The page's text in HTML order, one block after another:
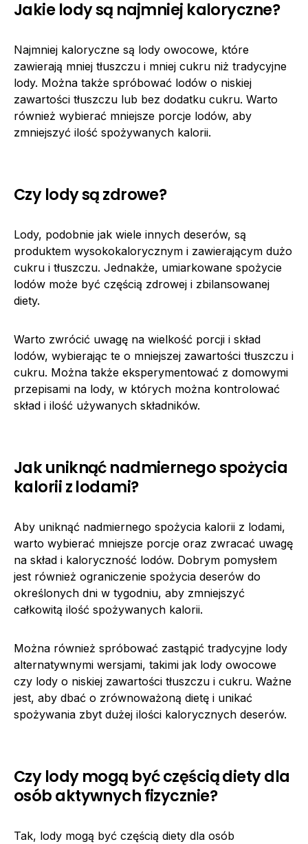
Jakie lody są najmniej kaloryczne?
Najmniej kaloryczne są lody owocowe, które
zawierają mniej tłuszczu i mniej cukru niż tradycyjne
lody. Można także spróbować lodów o niskiej
zawartości tłuszczu lub bez dodatku cukru. Warto
również wybierać mniejsze porcje lodów, aby
zmniejszyć ilość spożywanych kalorii.
Czy lody są zdrowe?
Lody, podobnie jak wiele innych deserów, są
produktem wysokokalorycznym i zawierającym dużo
cukru i tłuszczu. Jednakże, umiarkowane spożycie
lodów może być częścią zdrowej i zbilansowanej
diety.
Warto zwrócić uwagę na wielkość porcji i skład
lodów, wybierając te o mniejszej zawartości tłuszczu i
cukru. Można także eksperymentować z domowymi
przepisami na lody, w których można kontrolować
skład i ilość używanych składników.
Jak uniknąć nadmiernego spożycia
kalorii z lodami?
Aby uniknąć nadmiernego spożycia kalorii z lodami,
warto wybierać mniejsze porcje oraz zwracać uwagę
na skład i kaloryczność lodów. Dobrym pomysłem
jest również ograniczenie spożycia deserów do
określonych dni w tygodniu, aby zmniejszyć
całkowitą ilość spożywanych kalorii.
Można również spróbować zastąpić tradycyjne lody
alternatywnymi wersjami, takimi jak lody owocowe
czy lody o niskiej zawartości tłuszczu i cukru. Ważne
jest, aby dbać o zrównoważoną dietę i unikać
spożywania zbyt dużej ilości kalorycznych deserów.
Czy lody mogą być częścią diety dla
osób aktywnych fizycznie?
Tak, lody mogą być częścią diety dla osób